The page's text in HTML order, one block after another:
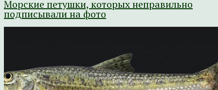
Морские петушки, которых неправильно
подписывали на фото